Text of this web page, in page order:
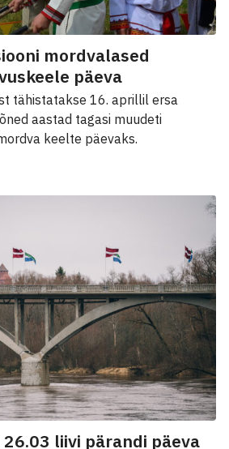
mordvalased
päeva
tähistatakse 16. aprillil ersa
aastad tagasi muudeti
keelte päevaks.
liivi pärandi päeva